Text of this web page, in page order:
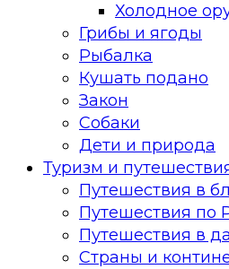
Холодное
Грибы и ягоды
Рыбалка
Кушать подано
Закон
Собаки
Дети и природа
Туризм и
Путешествия в
Путешествия по
Путешествия в
Страны и